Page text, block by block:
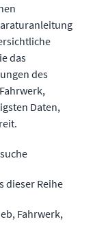
das
des
Daten,
dieser Reihe
Fahrwerk,